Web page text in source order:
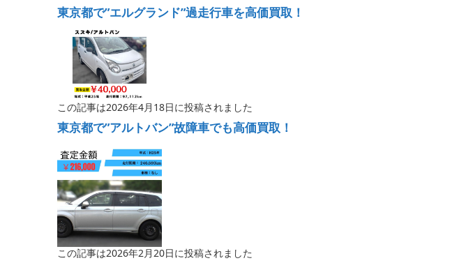
東京都で”エルグランド”過走行車を高価買取！
この記事は2026年4月18日に投稿されました
東京都で”アルトバン”故障車でも高価買取！
この記事は2026年2月20日に投稿されました